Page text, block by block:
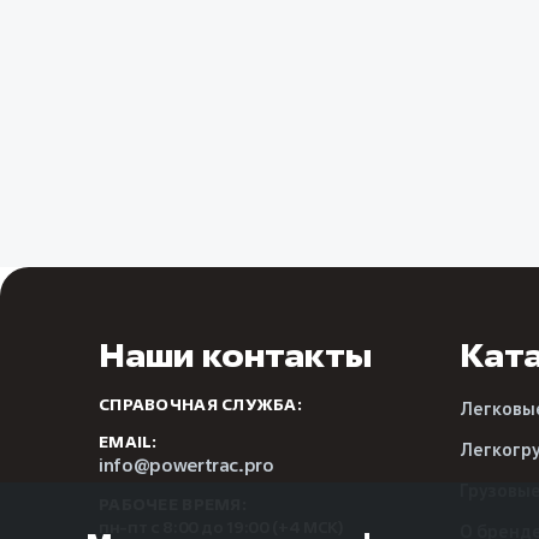
Наши контакты
СПРАВОЧНАЯ СЛУЖБА:
EMAIL:
info@powertrac.pro